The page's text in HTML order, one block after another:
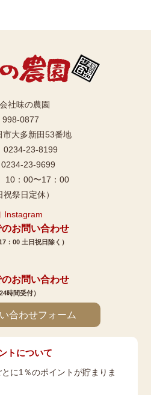
社味の農園
998-0877
市大多新田53番地
23-8199
23-9699
：00〜17：00
祝祭日定休）
Instagram
お問い合わせ
：00 土日祝日除く）
のお問い合わせ
24時間受付）
合わせフォーム
トについて
に1％のポイントが貯まりま